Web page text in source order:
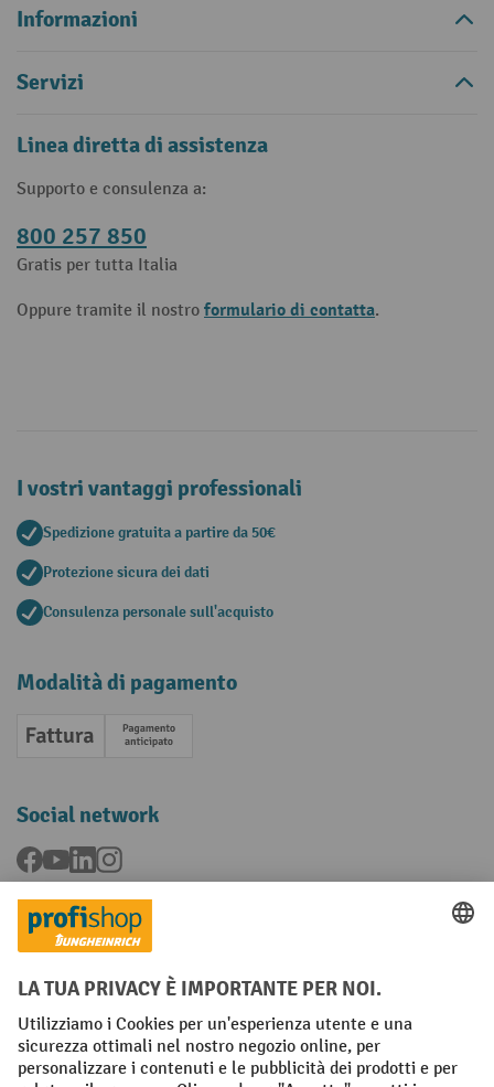
Informazioni
Servizi
Linea diretta di assistenza
Supporto e consulenza a:
800 257 850
Gratis per tutta Italia
Oppure tramite il nostro formulario di contatta.
I vostri vantaggi professionali
Spedizione gratuita a partire da 50€
Protezione sicura dei dati
Consulenza personale sull'acquisto
Modalità di pagamento
Fattura Pagamento anticipato
Social network
Facebook
YouTubeLinkedInInstagram
Condizioni Generali di Vendita
Dichiarazione di protezione dei dati Impronta
Impostazioni sulla privacy